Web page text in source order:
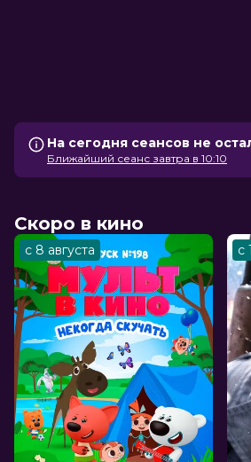
На сегодня сеансов не
Ближайший сеанс завтра в 10:10
Скоро в кино
с 8 августа с